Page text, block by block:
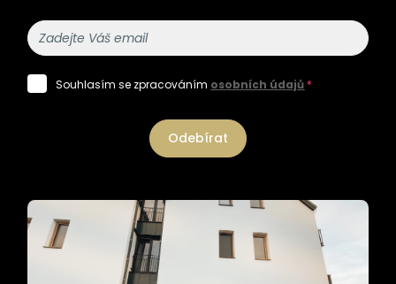
Souhlasím se zpracováním osobních údajů *
Odebírat